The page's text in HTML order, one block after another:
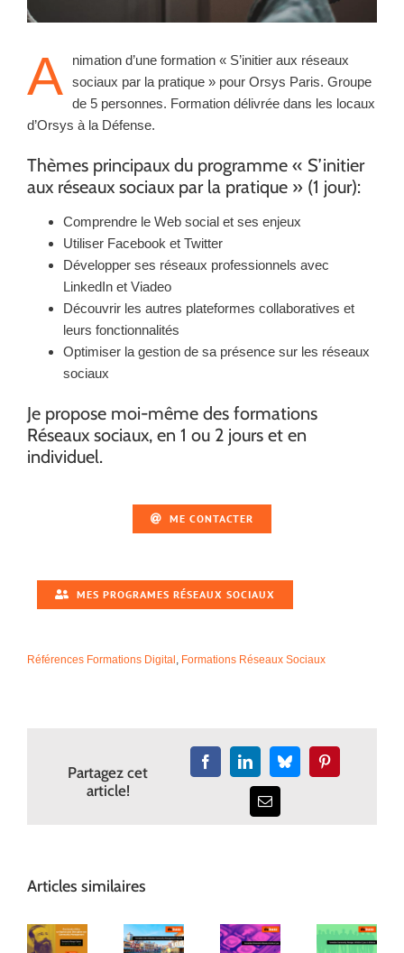
A
nimation d’une formation « S’initier aux réseaux
sociaux par la pratique » pour Orsys Paris. Groupe
de 5 personnes. Formation délivrée dans les locaux
d’Orsys à la Défense.
Thèmes principaux du programme « S’initier
aux réseaux sociaux par la pratique » (1 jour):
Comprendre le Web social et ses enjeux
Utiliser Facebook et Twitter
Développer ses réseaux professionnels avec
LinkedIn et Viadeo
Découvrir les autres plateformes collaboratives et
leurs fonctionnalités
Optimiser la gestion de sa présence sur les réseaux
sociaux
Je propose moi-même des formations
Réseaux sociaux, en 1 ou 2 jours et en
individuel.
ME CONTACTER
MES PROGRAMES RÉSEAUX SOCIAUX
Références Formations Digital , Formations Réseaux Sociaux
Partagez cet
article!
FacebookLinkedInBlueskyPinterest
Email
Articles similaires